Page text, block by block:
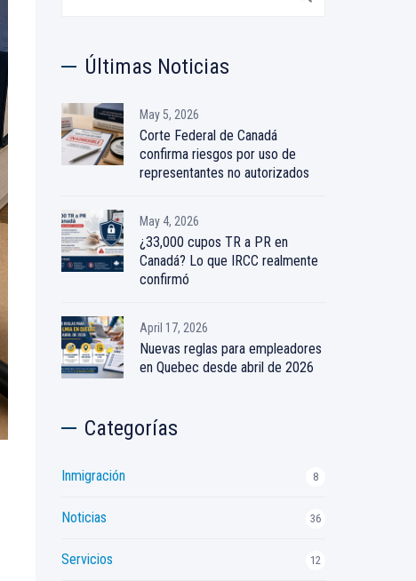
Últimas Noticias
May 5, 2026
Corte Federal de Canadá
confirma riesgos por uso de
representantes no autorizados
May 4, 2026
¿33,000 cupos TR a PR en
Canadá? Lo que IRCC realmente
confirmó
April 17, 2026
Nuevas reglas para empleadores
en Quebec desde abril de 2026
Categorías
Inmigración 8
Noticias 36
Servicios 12